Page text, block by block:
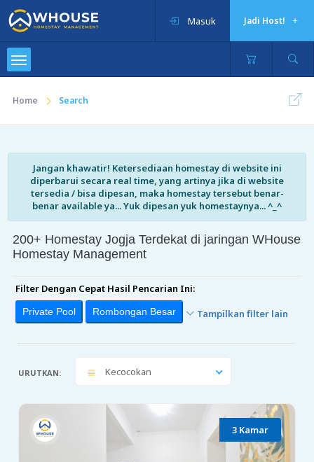
Jadi Host!
Masuk
Home Search
Jangan khawatir! Ketersediaan homestay di website ini
diperbarui secara real time, yang artinya jika di website
tersedia / bisa dipesan, maka homestay tersebut benar-
benar available ya... Yuk dipesan yuk homestaynya... ^_^
200+ Homestay Jogja Terdekat di jaringan WHouse
Homestay Management
Filter Dengan Cepat Hasil Pencarian Ini:
Private Pool Rombongan Besar Tampilkan filter lain
URUTKAN: Kecocokan
3 Kamar